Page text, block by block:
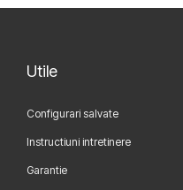
Utile
Configurari salvate
Instructiuni intretinere
Garantie